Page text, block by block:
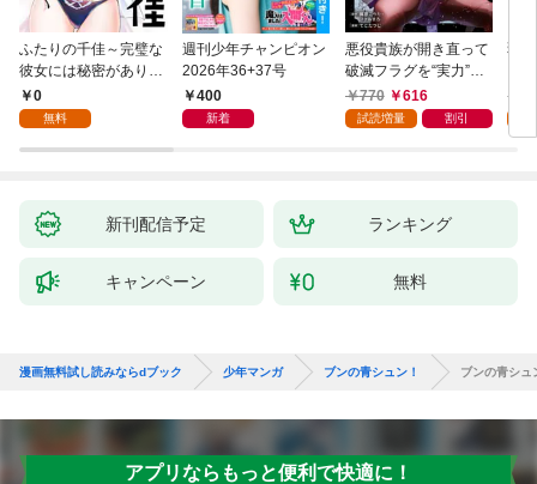
ふたりの千佳～完璧な
彼女には秘密がありま
した(1)
0
無料
週刊少年チャンピオン
2026年36+37号
400
新着
悪役貴族が開き直って
破滅フラグを“実力”で
叩き折っていたら、い
つの間にかヒロイン達
770 616
試読増量 割引
弱
新刊配信予定 ランキング
キャンペーン 無料
漫画無料試し読みならdブック 少年マンガ ブンの青シュン！ ブンの青シュ
アプリならもっと便利で快適に！